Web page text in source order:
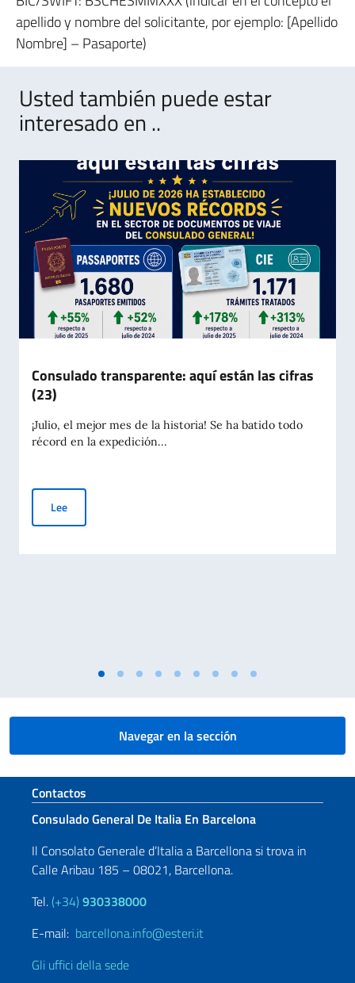
apellido y nombre del solicitante, por ejemplo: [Apellido
Nombre] – Pasaporte)
Usted también puede estar
interesado en ..
Consulado transparente: aquí están las cifras
(23)
¡Julio, el mejor mes de la historia! Se ha batido todo
récord en la expedición...
LeeConsulado transparente: aquí están las cifras (23)
Navegar en la sección
Sezione footer
Contactos
Consulado General De Italia En Barcelona
Il Consolato Generale d’Italia a Barcellona si trova in
Calle Aribau 185 – 08021, Barcellona.
Tel. (+34) 930338000
E-mail: barcellona.info@esteri.it
Gli uffici della sede